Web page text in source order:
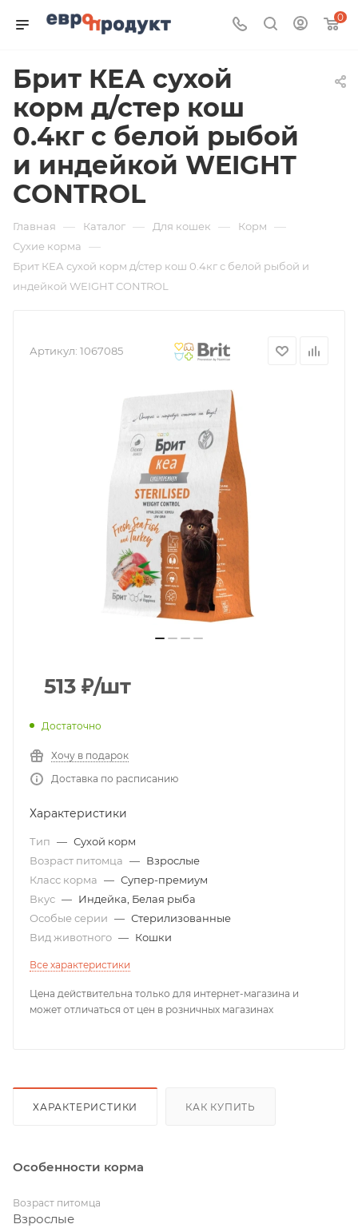
0
Брит КЕА сухой
корм д/стер кош
0.4кг с белой рыбой
и индейкой WEIGHT
CONTROL
Главная — Каталог — Для кошек — Корм —
Сухие корма —
Брит КЕА сухой корм д/стер кош 0.4кг с белой рыбой и
индейкой WEIGHT CONTROL
Артикул: 1067085
513 ₽/шт
Достаточно
Хочу в подарок
Доставка по расписанию
Характеристики
Тип — Сухой корм
Возраст питомца — Взрослые
Класс корма — Супер-премиум
Вкус — Индейка, Белая рыба
Особые серии — Стерилизованные
Вид животного — Кошки
Все характеристики
Цена действительна только для интернет-магазина и
может отличаться от цен в розничных магазинах
ХАРАКТЕРИСТИКИ КАК КУПИТЬ
Особенности корма
Возраст питомца
Взрослые